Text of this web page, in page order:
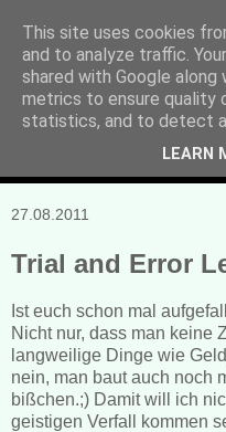
Manuela
Bücher, Blogs & mehr
27.08.2011
Trial and Error
Ist euch schon mal
Nicht nur, dass man keine
langweilige Dinge wie
nein, man baut auch noch
bißchen.;) Damit will ich
geistigen Verfall kommen
This site uses cookies
and to analyze traffic.
shared with Google
metrics to ensure quality
statistics, and to detect
LEARN